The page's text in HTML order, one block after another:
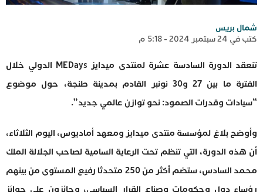
شمال بريس
كتب في 24 سبتمبر 2024 - 5:18 م
تنعقد الدورة السادسة عشرة لمنتدى ميدايز MEDays الدولي خلال
الفترة ما بين 27 و30 نونبر القادم بمدينة طنجة، حول موضوع
“سيادات وقدرات الصمود: نحو توازن عالمي جديد”.
وأوضح بلاغ لمؤسسة منتدى ميدايز ومعهد أماديوس، اليوم الثلاثاء،
أن هذه الدورة، التي تنظم تحت الرعاية السامية لصاحب الجلالة الملك
محمد السادس، ستضم أكثر من 250 متحدثا رفيع المستوى من بينهم
رؤساء دول وحكومات وصناع القرار السياسي، وحائزون على جوائز